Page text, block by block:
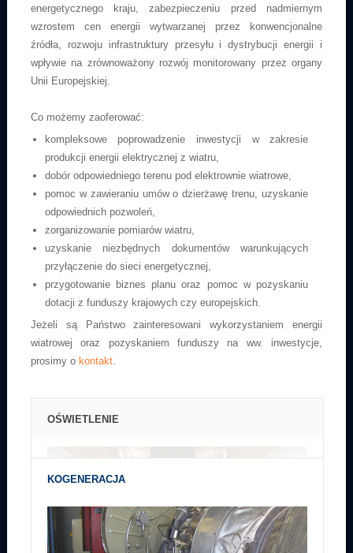
energetycznego kraju, zabezpieczeniu przed nadmiernym
wzrostem cen energii wytwarzanej przez konwencjonalne
źródła, rozwoju infrastruktury przesyłu i dystrybucji energii i
wpływie na zrównoważony rozwój monitorowany przez organy
Unii Europejskiej.
Co możemy zaoferować:
kompleksowe poprowadzenie inwestycji w zakresie
produkcji energii elektrycznej z wiatru,
dobór odpowiedniego terenu pod elektrownie wiatrowe,
pomoc w zawieraniu umów o dzierżawę trenu, uzyskanie
odpowiednich pozwoleń,
zorganizowanie pomiarów wiatru,
uzyskanie niezbędnych dokumentów warunkujących
przyłączenie do sieci energetycznej,
przygotowanie biznes planu oraz pomoc w pozyskaniu
dotacji z funduszy krajowych czy europejskich.
Jeżeli są Państwo zainteresowani wykorzystaniem energii
wiatrowej oraz pozyskaniem funduszy na ww. inwestycje,
prosimy o kontakt.
OŚWIETLENIE
KOGENERACJA